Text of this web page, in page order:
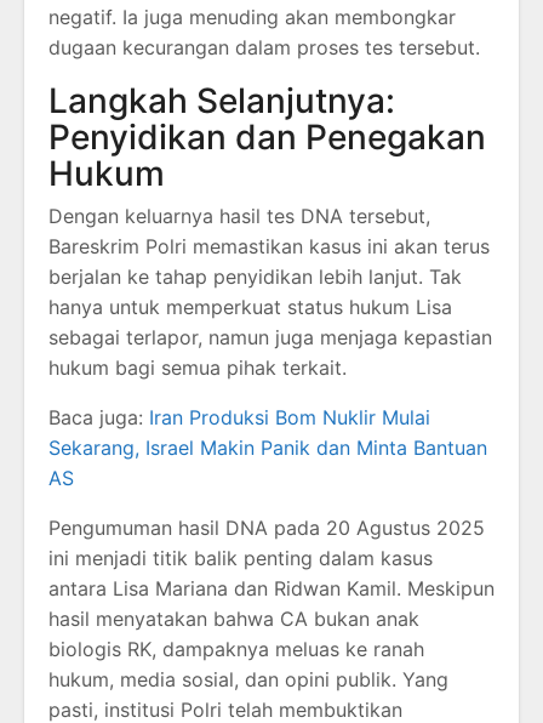
negatif. Ia juga menuding akan membongkar
dugaan kecurangan dalam proses tes tersebut.
Langkah Selanjutnya:
Penyidikan dan Penegakan
Hukum
Dengan keluarnya hasil tes DNA tersebut,
Bareskrim Polri memastikan kasus ini akan terus
berjalan ke tahap penyidikan lebih lanjut. Tak
hanya untuk memperkuat status hukum Lisa
sebagai terlapor, namun juga menjaga kepastian
hukum bagi semua pihak terkait.
Baca juga: Iran Produksi Bom Nuklir Mulai
Sekarang, Israel Makin Panik dan Minta Bantuan
AS
Pengumuman hasil DNA pada 20 Agustus 2025
ini menjadi titik balik penting dalam kasus
antara Lisa Mariana dan Ridwan Kamil. Meskipun
hasil menyatakan bahwa CA bukan anak
biologis RK, dampaknya meluas ke ranah
hukum, media sosial, dan opini publik. Yang
pasti, institusi Polri telah membuktikan